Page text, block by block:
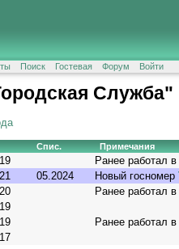
Поиск Гостевая Форум Войти
Служба"
Спис. Примечания
Ранее работал
05.2024 Новый госномер
Ранее работал
Ранее работал в